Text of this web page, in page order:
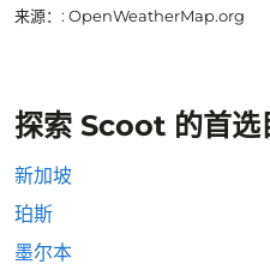
来源： : OpenWeatherMap.org
探索 Scoot 的首选
新加坡
珀斯
墨尔本